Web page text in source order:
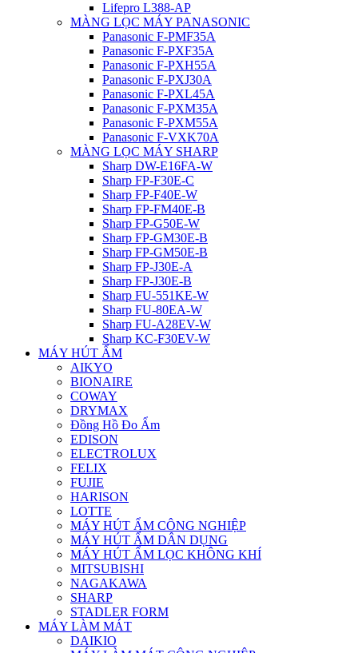
Lifepro L388-AP
MÀNG LỌC MÁY PANASONIC
Panasonic F-PMF35A
Panasonic F-PXF35A
Panasonic F-PXH55A
Panasonic F-PXJ30A
Panasonic F-PXL45A
Panasonic F-PXM35A
Panasonic F-PXM55A
Panasonic F-VXK70A
MÀNG LỌC MÁY SHARP
Sharp DW-E16FA-W
Sharp FP-F30E-C
Sharp FP-F40E-W
Sharp FP-FM40E-B
Sharp FP-G50E-W
Sharp FP-GM30E-B
Sharp FP-GM50E-B
Sharp FP-J30E-A
Sharp FP-J30E-B
Sharp FU-551KE-W
Sharp FU-80EA-W
Sharp FU-A28EV-W
Sharp KC-F30EV-W
MÁY HÚT ẨM
AIKYO
BIONAIRE
COWAY
DRYMAX
Đồng Hồ Đo Ẩm
EDISON
ELECTROLUX
FELIX
FUJIE
HARISON
LOTTE
MÁY HÚT ẨM CÔNG NGHIỆP
MÁY HÚT ẨM DÂN DỤNG
MÁY HÚT ẨM LỌC KHÔNG KHÍ
MITSUBISHI
NAGAKAWA
SHARP
STADLER FORM
MÁY LÀM MÁT
DAIKIO